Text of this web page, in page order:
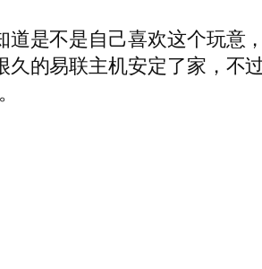
是不是自己喜欢这个玩
的易联主机安定了家，